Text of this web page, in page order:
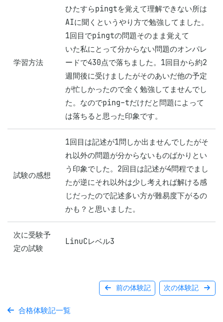
学習方法
ひたすらpingtを覚えて理解できない所は
AIに聞くというやり方で勉強してました。
1回目でpingtの問題そのまま覚えて
いた私にとって分からない問題のオンパレ
ードで430点で落ちました。1回目から約2
週間後に受けましたがそのあいだ他の予定
が忙しかったので全く勉強してませんでし
た。なのでping-tだけだと問題によって
は落ちると思った印象です。
試験の感想
1回目は記述が1問しか出ませんでしたがそ
れ以外の問題が分からないものばかりとい
う印象でした。2回目は記述が4問程でまし
たが逆にそれ以外は少し考えれば解ける感
じだったので記述多い方が難易度下がるの
かも？と思いました。
次に受験予
定の試験
LinuCレベル3
前の体験記 次の体験記
合格体験記一覧